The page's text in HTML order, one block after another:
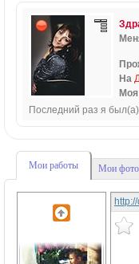
На
Последний раз я
Мои работы Мои